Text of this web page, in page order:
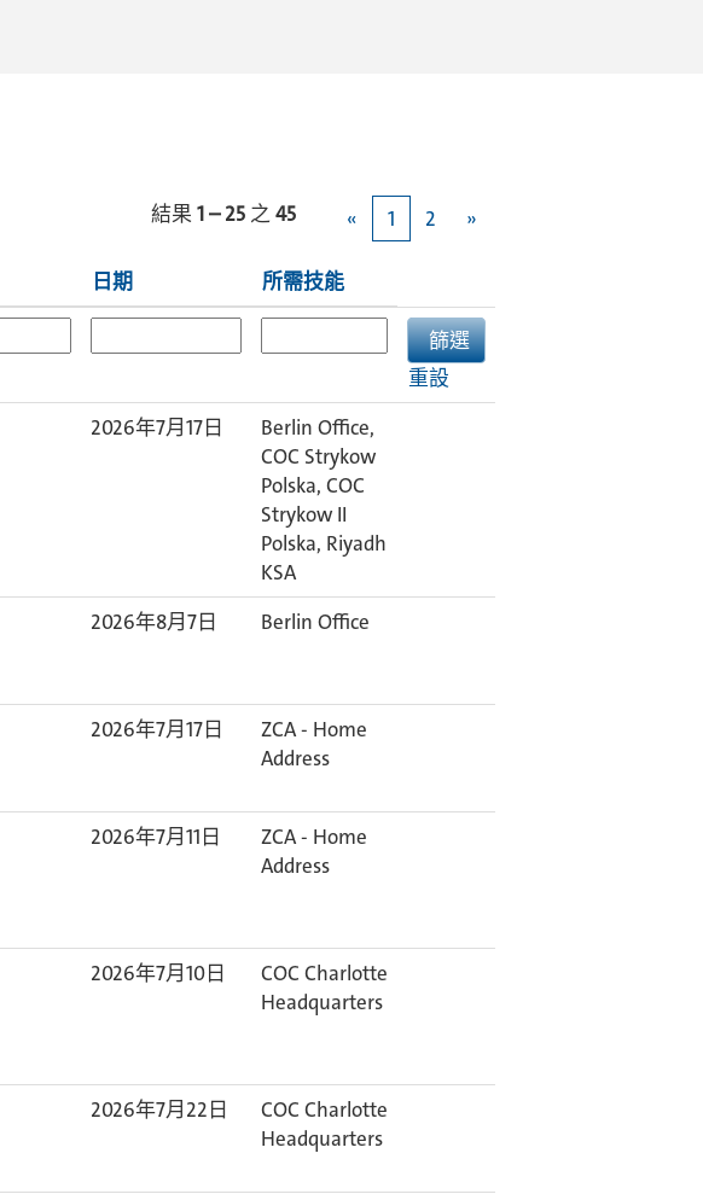
結果 1 – 25 之 45 « 1 2 »
日期 所需技能
重設
2026年7月17日
Berlin Office,
COC Strykow
Polska, COC
Strykow II
Polska, Riyadh
KSA
2026年8月7日 Berlin Office
2026年7月17日
ZCA - Home
Address
2026年7月11日
ZCA - Home
Address
2026年7月10日
COC Charlotte
Headquarters
2026年7月22日
COC Charlotte
Headquarters